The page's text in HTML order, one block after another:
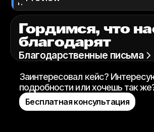
Гордимся, что
благодарят
Благодарственные письма
Заинтересовал кейс?
подробности или хочешь так
Бесплатная консультация